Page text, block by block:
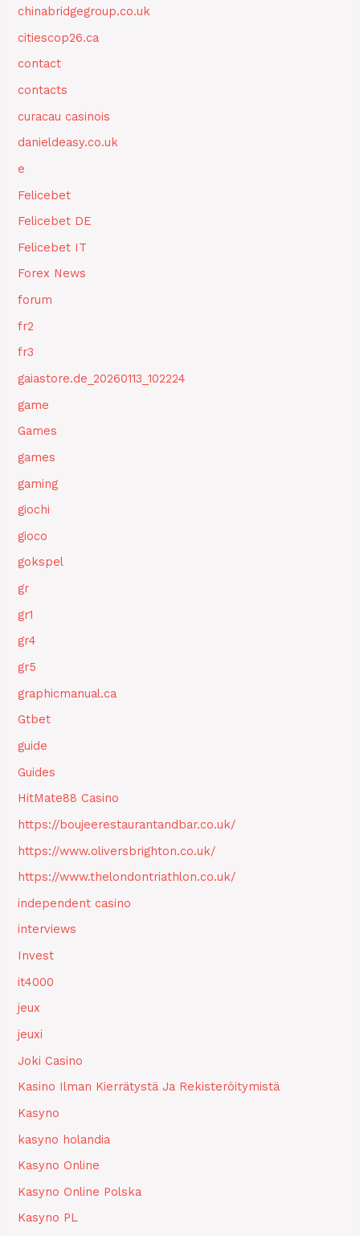
chinabridgegroup.co.uk
citiescop26.ca
contact
contacts
curacau casinois
danieldeasy.co.uk
e
Felicebet
Felicebet DE
Felicebet IT
Forex News
forum
fr2
fr3
gaiastore.de_20260113_102224
game
Games
games
gaming
giochi
gioco
gokspel
gr
gr1
gr4
gr5
graphicmanual.ca
Gtbet
guide
Guides
HitMate88 Casino
https://boujeerestaurantandbar.co.uk/
https://www.oliversbrighton.co.uk/
https://www.thelondontriathlon.co.uk/
independent casino
interviews
Invest
it4000
jeux
jeuxi
Joki Casino
Kasino Ilman Kierrätystä Ja Rekisteröitymistä
Kasyno
kasyno holandia
Kasyno Online
Kasyno Online Polska
Kasyno PL